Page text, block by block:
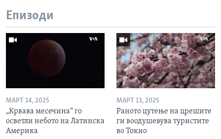
Епизоди
МАРТ 14, 2025
„Крвава месечина“ го
осветли небото на Латинска
Америка
МАРТ 13, 2025
Раното цутење на црешите
ги воодушевува туристите
во Токио